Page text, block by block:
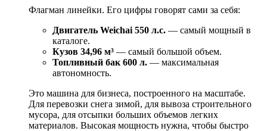
Флагман линейки. Его цифры говорят сами за себя:
Двигатель Weichai 550 л.с. — самый мощный в
каталоге.
Кузов 34,96 м³ — самый большой объем.
Топливный бак 600 л. — максимальная
автономность.
Это машина для бизнеса, построенного на масштабе.
Для перевозки снега зимой, для вывоза строительного
мусора, для отсыпки больших объемов легких
материалов. Высокая мощность нужна, чтобы быстро